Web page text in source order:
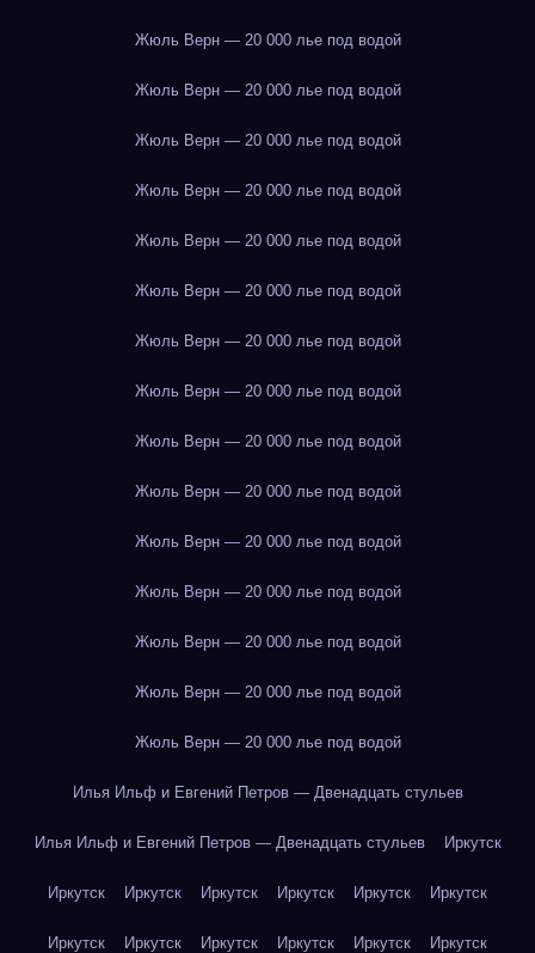
Жюль Верн — 20 000 лье под водой
Жюль Верн — 20 000 лье под водой
Жюль Верн — 20 000 лье под водой
Жюль Верн — 20 000 лье под водой
Жюль Верн — 20 000 лье под водой
Жюль Верн — 20 000 лье под водой
Жюль Верн — 20 000 лье под водой
Жюль Верн — 20 000 лье под водой
Жюль Верн — 20 000 лье под водой
Жюль Верн — 20 000 лье под водой
Жюль Верн — 20 000 лье под водой
Жюль Верн — 20 000 лье под водой
Жюль Верн — 20 000 лье под водой
Жюль Верн — 20 000 лье под водой
Жюль Верн — 20 000 лье под водой
Илья Ильф и Евгений Петров — Двенадцать стульев
Илья Ильф и Евгений Петров — Двенадцать стульев Иркутск
Иркутск Иркутск Иркутск Иркутск Иркутск Иркутск
Иркутск Иркутск Иркутск Иркутск Иркутск Иркутск